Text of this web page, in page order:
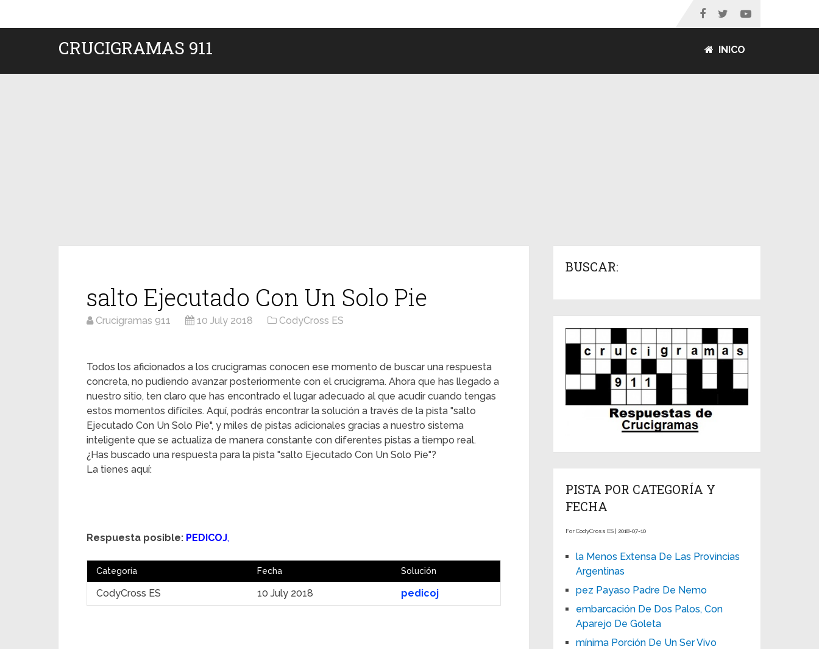
CRUCIGRAMAS 911 INICO
salto Ejecutado Con Un Solo Pie
Crucigramas 911 10 July 2018 CodyCross ES
Todos los aficionados a los crucigramas conocen ese momento de buscar una respuesta
concreta, no pudiendo avanzar posteriormente con el crucigrama. Ahora que has llegado a
nuestro sitio, ten claro que has encontrado el lugar adecuado al que acudir cuando tengas
estos momentos difíciles. Aquí, podrás encontrar la solución a través de la pista "salto
Ejecutado Con Un Solo Pie", y miles de pistas adicionales gracias a nuestro sistema
inteligente que se actualiza de manera constante con diferentes pistas a tiempo real.
¿Has buscado una respuesta para la pista "salto Ejecutado Con Un Solo Pie"?
La tienes aquí:
Respuesta posible: PEDICOJ,
Categoría Fecha Solución
CodyCross ES 10 July 2018 pedicoj
BUSCAR:
PISTA POR CATEGORÍA Y
FECHA
For CodyCross ES | 2018-07-10
la Menos Extensa De Las Provincias
Argentinas
pez Payaso Padre De Nemo
embarcación De Dos Palos, Con
Aparejo De Goleta
mínima Porción De Un Ser Vivo